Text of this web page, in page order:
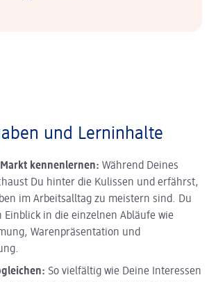
und Lerninhalte
kennenlernen: Während Deines
Du hinter die Kulissen und erfährst,
im Arbeitsalltag zu meistern sind. Du
in die einzelnen Abläufe wie
Warenpräsentation und
So vielfältig wie Deine Interessen